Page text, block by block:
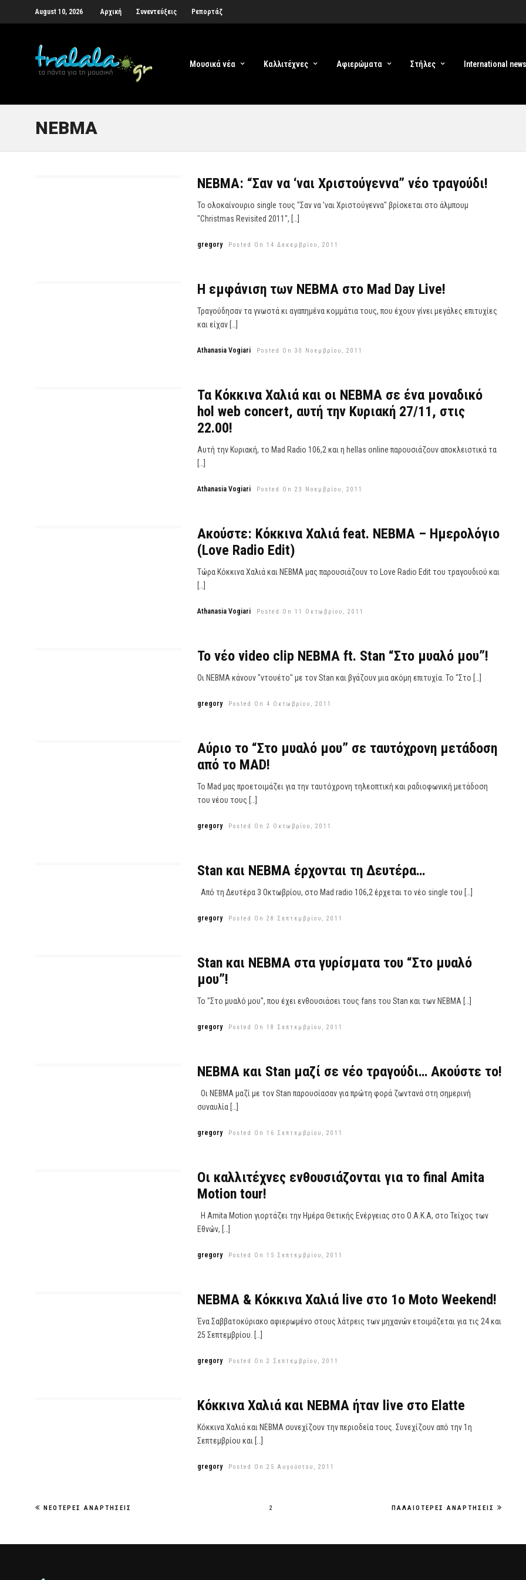
August 10, 2026 Αρχική Συνεντεύξεις Ρεπορτάζ
Μουσικά νέα Καλλιτέχνες Αφιερώματα Στήλες International news
ΝΕΒΜΑ
ΝΕΒΜΑ: “Σαν να ‘ναι Χριστούγεννα” νέο τραγούδι!
Το ολοκαίνουριο single τους "Σαν να 'ναι Χριστούγεννα" βρίσκεται στο άλμπουμ
"Christmas Revisited 2011", […]
gregory Posted On 14 Δεκεμβρίου, 2011
Η εμφάνιση των ΝΕΒΜΑ στο Mad Day Live!
Τραγούδησαν τα γνωστά κι αγαπημένα κομμάτια τους, που έχουν γίνει μεγάλες επιτυχίες
και είχαν […]
Athanasia Vogiari Posted On 30 Νοεμβρίου, 2011
Τα Κόκκινα Χαλιά και οι ΝΕΒΜΑ σε ένα μοναδικό
hol web concert, αυτή την Κυριακή 27/11, στις
Αυτή την Κυριακή, το Mad Radio 106,2 και η hellas online παρουσιάζουν αποκλειστικά τα
[…]
Athanasia Vogiari Posted On 23 Νοεμβρίου, 2011
Ακούστε: Κόκκινα Χαλιά feat. ΝΕΒΜΑ – Ημερολόγιο
(Love Radio Edit)
Τώρα Κόκκινα Χαλιά και ΝΕΒΜΑ μας παρουσιάζουν το Love Radio Edit του τραγουδιού και
[…]
Athanasia Vogiari Posted On 11 Οκτωβρίου, 2011
Το νέο video clip ΝΕΒΜΑ ft. Stan “Στο μυαλό μου”!
Οι ΝΕΒΜΑ κάνουν "ντουέτο" με τον Stan και βγάζουν μια ακόμη επιτυχία. Το "Στο […]
gregory Posted On 4 Οκτωβρίου, 2011
Αύριο το “Στο μυαλό μου” σε ταυτόχρονη μετάδοση
από το MAD!
Το Mad μας προετοιμάζει για την ταυτόχρονη τηλεοπτική και ραδιοφωνική μετάδοση
του νέου τους […]
gregory Posted On 2 Οκτωβρίου, 2011
Stan και ΝΕΒΜΑ έρχονται τη Δευτέρα…
Από τη Δευτέρα 3 Οκτωβρίου, στο Mad radio 106,2 έρχεται το νέο single του […]
gregory Posted On 28 Σεπτεμβρίου, 2011
Stan και ΝΕΒΜΑ στα γυρίσματα του “Στο μυαλό
μου”!
Το "Στο μυαλό μου", που έχει ενθουσιάσει τους fans του Stan και των ΝΕΒΜΑ […]
gregory Posted On 18 Σεπτεμβρίου, 2011
ΝΕΒΜΑ και Stan μαζί σε νέο τραγούδι… Ακούστε το!
Οι ΝΕΒΜΑ μαζί με τον Stan παρουσίασαν για πρώτη φορά ζωντανά στη σημερινή
συναυλία […]
gregory Posted On 16 Σεπτεμβρίου, 2011
Οι καλλιτέχνες ενθουσιάζονται για το final Amita
Motion tour!
Η Amita Motion γιορτάζει την Ημέρα Θετικής Ενέργειας στο Ο.Α.Κ.Α, στο Τείχος των
Εθνών, […]
gregory Posted On 15 Σεπτεμβρίου, 2011
ΝΕΒΜΑ & Κόκκινα Χαλιά live στο 1ο Moto Weekend!
Ένα Σαββατοκύριακο αφιερωμένο στους λάτρεις των μηχανών ετοιμάζεται για τις 24 και
25 Σεπτεμβρίου. […]
gregory Posted On 2 Σεπτεμβρίου, 2011
Κόκκινα Χαλιά και ΝΕΒΜΑ ήταν live στο Elatte
Κόκκινα Χαλιά και ΝΕΒΜΑ συνεχίζουν την περιοδεία τους. Συνεχίζουν από την 1η
Σεπτεμβρίου και […]
gregory Posted On 25 Αυγούστου, 2011
2
ΝΕΌΤΕΡΕΣ ΑΝΑΡΤΉΣΕΙΣ ΠΑΛΑΙΌΤΕΡΕΣ ΑΝΑΡΤΉΣΕΙΣ